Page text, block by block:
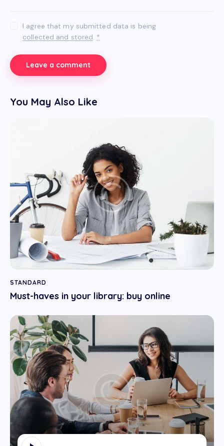
I agree that my submitted data is being
collected and stored. *
You May Also Like
STANDARD
Must-haves in your library: buy online
Reproductor